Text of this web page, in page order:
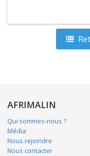
AFRIMALIN
Qui sommes-nous ?
Média
Nous rejoindre
Nous contacter